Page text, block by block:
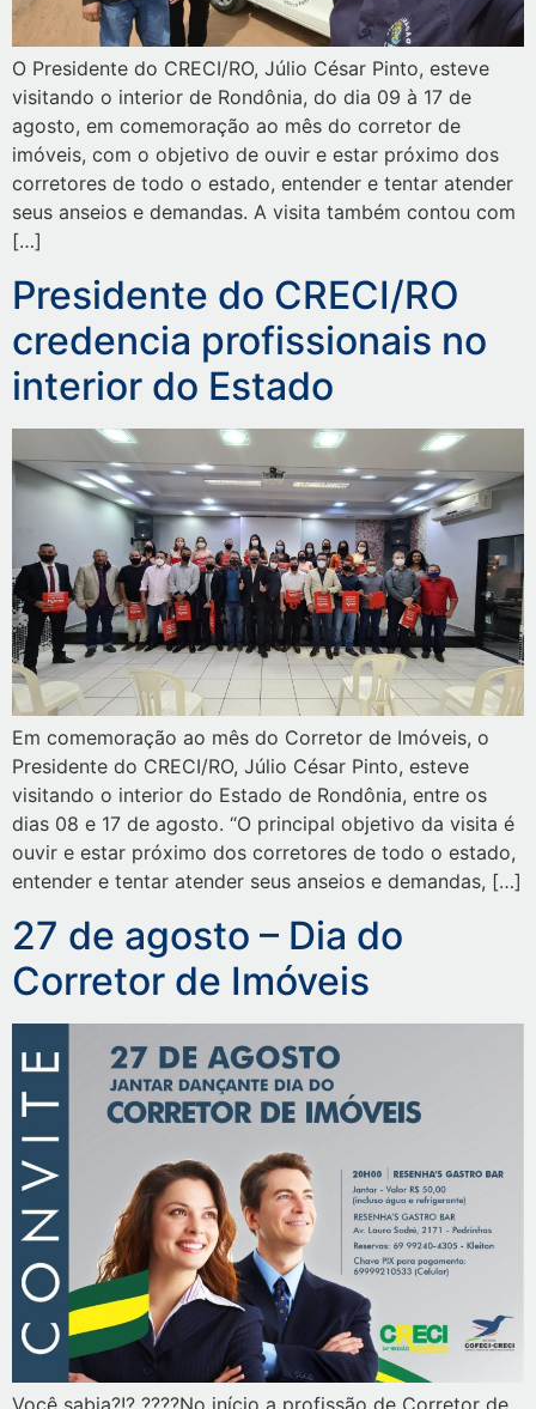
O Presidente do CRECI/RO, Júlio César Pinto, esteve
visitando o interior de Rondônia, do dia 09 à 17 de
agosto, em comemoração ao mês do corretor de
imóveis, com o objetivo de ouvir e estar próximo dos
corretores de todo o estado, entender e tentar atender
seus anseios e demandas. A visita também contou com
[…]
Presidente do CRECI/RO
credencia profissionais no
interior do Estado
Em comemoração ao mês do Corretor de Imóveis, o
Presidente do CRECI/RO, Júlio César Pinto, esteve
visitando o interior do Estado de Rondônia, entre os
dias 08 e 17 de agosto. “O principal objetivo da visita é
ouvir e estar próximo dos corretores de todo o estado,
entender e tentar atender seus anseios e demandas, […]
27 de agosto – Dia do
Corretor de Imóveis
Você sabia?!? ????No início a profissão de Corretor de